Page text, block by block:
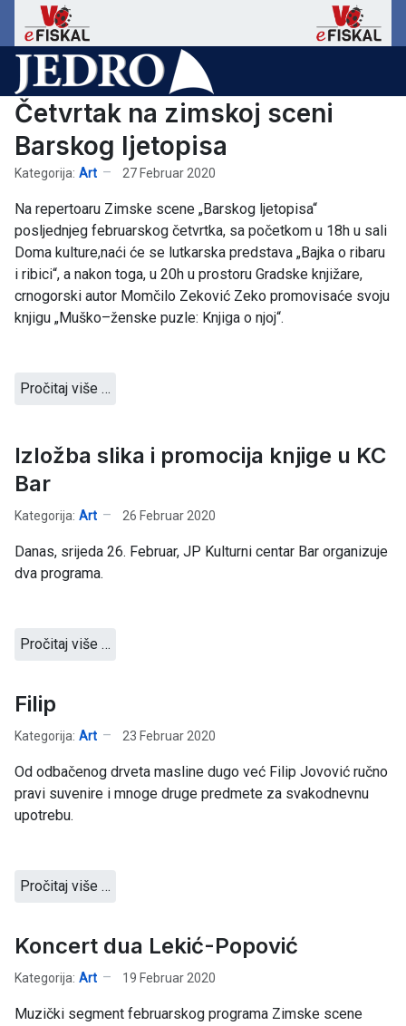
Četvrtak na zimskoj sceni
Barskog ljetopisa
Kategorija: Art 27 Februar 2020
Na repertoaru Zimske scene „Barskog ljetopisa“
posljednjeg februarskog četvrtka, sa početkom u 18h u sali
Doma kulture,naći će se lutkarska predstava „Bajka o ribaru
i ribici“, a nakon toga, u 20h u prostoru Gradske knjižare,
crnogorski autor Momčilo Zeković Zeko promovisaće svoju
knjigu „Muško–ženske puzle: Knjiga o njoj“.
Pročitaj više …
Izložba slika i promocija knjige u KC
Bar
Kategorija: Art 26 Februar 2020
Danas, srijeda 26. Februar, JP Kulturni centar Bar organizuje
dva programa.
Pročitaj više …
Filip
Kategorija: Art 23 Februar 2020
Od odbačenog drveta masline dugo već Filip Jovović ručno
pravi suvenire i mnoge druge predmete za svakodnevnu
upotrebu.
Pročitaj više …
Koncert dua Lekić-Popović
Kategorija: Art 19 Februar 2020
Muzički segment februarskog programa Zimske scene